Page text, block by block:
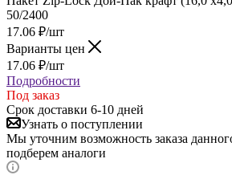
50/2400
17.06 ₽/шт
Варианты цен
17.06 ₽/шт
Подробности
Под заказ
Срок доставки 6-10 дней
Узнать о поступлении
Мы уточним возможность заказа
подберем аналоги